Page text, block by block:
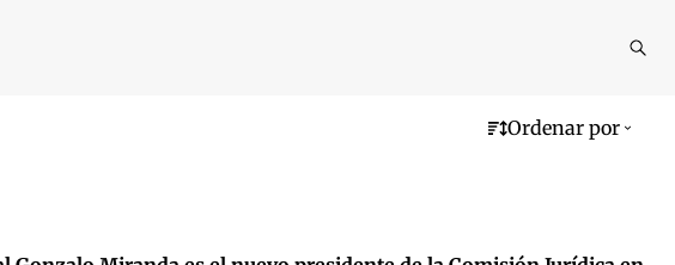
Ordenar por